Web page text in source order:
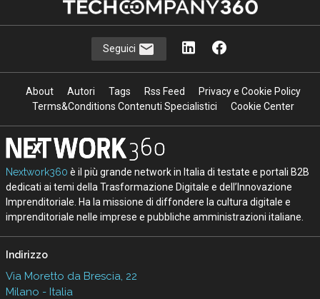
Seguici
About Autori Tags Rss Feed
Privacy e Cookie Policy
Terms&Conditions Contenuti Specialistici
Cookie Center
Nextwork360 è il più grande network in Italia di testate e portali B2B
dedicati ai temi della Trasformazione Digitale e dell’Innovazione
Imprenditoriale. Ha la missione di diffondere la cultura digitale e
imprenditoriale nelle imprese e pubbliche amministrazioni italiane.
Indirizzo
Via Moretto da Brescia, 22
Milano - Italia